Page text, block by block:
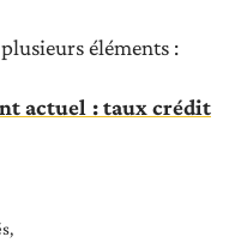
éléments :
actuel : taux crédit